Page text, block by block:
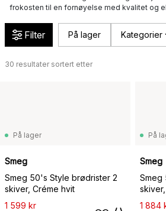
frokosten til en fornøyelse med kvalitet og
Filter På lager Kategorier
30 resultater sortert etter
På lager
Smeg
Smeg 50's Style brødrister 2
skiver, Créme hvit
1 599 kr
På
Smeg
Smeg
1 884